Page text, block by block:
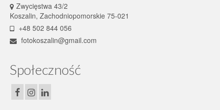
Zwycięstwa 43/2
Koszalin, Zachodniopomorskie 75-021
+48 502 844 056
fotokoszalin@gmail.com
Społeczność